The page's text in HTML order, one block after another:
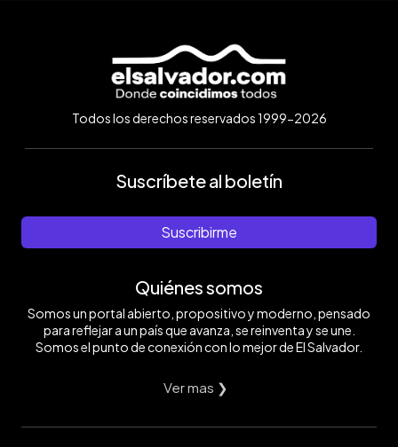
Todos los derechos reservados 1999-2026
Suscríbete al boletín
Suscribirme
Quiénes somos
Somos un portal abierto, propositivo y moderno, pensado
para reflejar a un país que avanza, se reinventa y se une.
Somos el punto de conexión con lo mejor de El Salvador.
Ver mas ❯